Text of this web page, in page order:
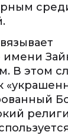
В этом